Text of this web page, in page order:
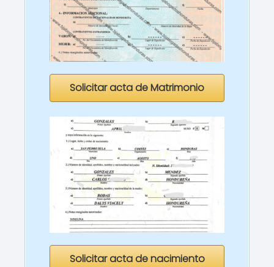
Solicitar acta de Matrimonio
Solicitar acta de nacimiento